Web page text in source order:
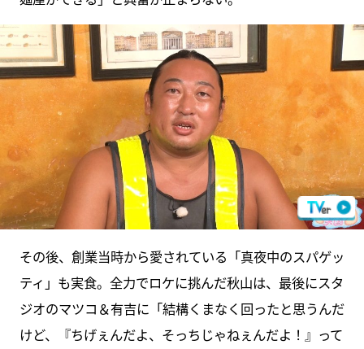
その後、創業当時から愛されている「真夜中のスパゲッ
ティ」も実食。全力でロケに挑んだ秋山は、最後にスタ
ジオのマツコ＆有吉に「結構くまなく回ったと思うんだ
けど、『ちげぇんだよ、そっちじゃねぇんだよ！』って